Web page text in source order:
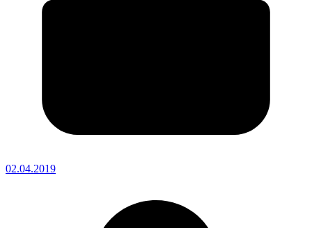
02.04.2019